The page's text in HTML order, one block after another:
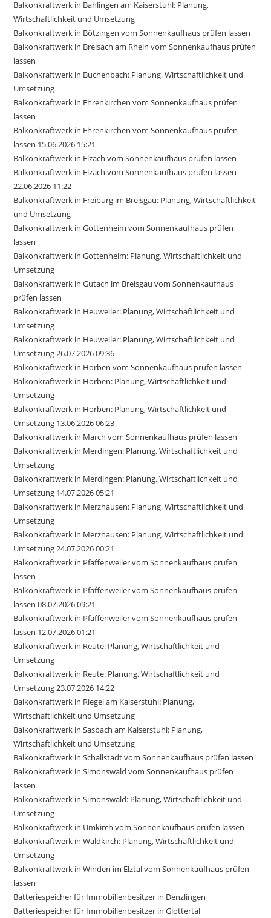
Balkonkraftwerk in Bahlingen am Kaiserstuhl: Planung,
Wirtschaftlichkeit und Umsetzung
Balkonkraftwerk in Bötzingen vom Sonnenkaufhaus prüfen lassen
Balkonkraftwerk in Breisach am Rhein vom Sonnenkaufhaus prüfen
lassen
Balkonkraftwerk in Buchenbach: Planung, Wirtschaftlichkeit und
Umsetzung
Balkonkraftwerk in Ehrenkirchen vom Sonnenkaufhaus prüfen
lassen
Balkonkraftwerk in Ehrenkirchen vom Sonnenkaufhaus prüfen
lassen 15.06.2026 15:21
Balkonkraftwerk in Elzach vom Sonnenkaufhaus prüfen lassen
Balkonkraftwerk in Elzach vom Sonnenkaufhaus prüfen lassen
22.06.2026 11:22
Balkonkraftwerk in Freiburg im Breisgau: Planung, Wirtschaftlichkeit
und Umsetzung
Balkonkraftwerk in Gottenheim vom Sonnenkaufhaus prüfen
lassen
Balkonkraftwerk in Gottenheim: Planung, Wirtschaftlichkeit und
Umsetzung
Balkonkraftwerk in Gutach im Breisgau vom Sonnenkaufhaus
prüfen lassen
Balkonkraftwerk in Heuweiler: Planung, Wirtschaftlichkeit und
Umsetzung
Balkonkraftwerk in Heuweiler: Planung, Wirtschaftlichkeit und
Umsetzung 26.07.2026 09:36
Balkonkraftwerk in Horben vom Sonnenkaufhaus prüfen lassen
Balkonkraftwerk in Horben: Planung, Wirtschaftlichkeit und
Umsetzung
Balkonkraftwerk in Horben: Planung, Wirtschaftlichkeit und
Umsetzung 13.06.2026 06:23
Balkonkraftwerk in March vom Sonnenkaufhaus prüfen lassen
Balkonkraftwerk in Merdingen: Planung, Wirtschaftlichkeit und
Umsetzung
Balkonkraftwerk in Merdingen: Planung, Wirtschaftlichkeit und
Umsetzung 14.07.2026 05:21
Balkonkraftwerk in Merzhausen: Planung, Wirtschaftlichkeit und
Umsetzung
Balkonkraftwerk in Merzhausen: Planung, Wirtschaftlichkeit und
Umsetzung 24.07.2026 00:21
Balkonkraftwerk in Pfaffenweiler vom Sonnenkaufhaus prüfen
lassen
Balkonkraftwerk in Pfaffenweiler vom Sonnenkaufhaus prüfen
lassen 08.07.2026 09:21
Balkonkraftwerk in Pfaffenweiler vom Sonnenkaufhaus prüfen
lassen 12.07.2026 01:21
Balkonkraftwerk in Reute: Planung, Wirtschaftlichkeit und
Umsetzung
Balkonkraftwerk in Reute: Planung, Wirtschaftlichkeit und
Umsetzung 23.07.2026 14:22
Balkonkraftwerk in Riegel am Kaiserstuhl: Planung,
Wirtschaftlichkeit und Umsetzung
Balkonkraftwerk in Sasbach am Kaiserstuhl: Planung,
Wirtschaftlichkeit und Umsetzung
Balkonkraftwerk in Schallstadt vom Sonnenkaufhaus prüfen lassen
Balkonkraftwerk in Simonswald vom Sonnenkaufhaus prüfen
lassen
Balkonkraftwerk in Simonswald: Planung, Wirtschaftlichkeit und
Umsetzung
Balkonkraftwerk in Umkirch vom Sonnenkaufhaus prüfen lassen
Balkonkraftwerk in Waldkirch: Planung, Wirtschaftlichkeit und
Umsetzung
Balkonkraftwerk in Winden im Elztal vom Sonnenkaufhaus prüfen
lassen
Batteriespeicher für Immobilienbesitzer in Denzlingen
Batteriespeicher für Immobilienbesitzer in Glottertal